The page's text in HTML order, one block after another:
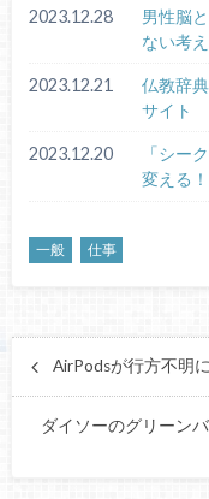
2023.12.28
男性脳
ない考
2023.12.21
仏教辞
サイト
2023.12.20
「シー
変える
一般 仕事
AirPodsが行方不明
ダイソーのグリーン